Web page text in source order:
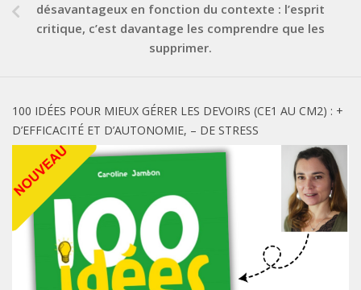
désavantageux en fonction du contexte : l’esprit
critique, c’est davantage les comprendre que les
supprimer.
100 IDÉES POUR MIEUX GÉRER LES DEVOIRS (CE1 AU CM2) : +
D’EFFICACITÉ ET D’AUTONOMIE, – DE STRESS